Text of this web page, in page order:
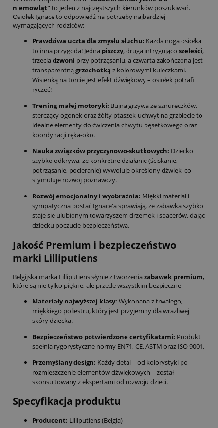
niemowląt"to jeden z najczęstszych kierunków poszukiwań.
Osiołek Ignace to odpowiedź na potrzeby najbardziej
wymagających rodziców:
Prawdziwa uczta dla zmysłu słuchu: Każda noga osiołka
to inna przygoda! Jedna piszczy, druga intrygująco szeleści,
trzecia dzwoni przy potrząsaniu, a czwarta zakończona jest
transparentną grzechotką z kolorowymi kuleczkami.
Wisienką na torcie jest efekt dźwiękowy – osiołek potrafi
ryczeć!
Trening małej motoryki: Bujna grzywa ze sznureczków,
sterczący ogonek oraz żółty ptaszek-uchwyt na grzbiecie to
idealne elementy do ćwiczenia chwytu pęsetkowego oraz
koordynacji ręka-oko.
Nauka związków przyczynowo-skutkowych: Dziecko
szybko odkrywa, że konkretne działanie (ściskanie,
potrząsanie, pocieranie) wywołuje określony dźwięk, co
stymuluje rozwój poznawczy.
Rozwój emocjonalny i wyobraźnia: Miękki materiał i
sympatyczna postać Ignace'a sprawiają, że zabawka szybko
staje się ulubionym towarzyszem drzemek i spacerów, dając
dziecku poczucie bezpieczeństwa.
Jakość Premium i bezpieczeństwo
marki Lilliputiens
Belgijska marka Lilliputiens słynie z tworzenia zabawek premium,
które są nie tylko piękne, ale przede wszystkim bezpieczne:
Materiały najwyższej klasy: Wykonana z trwałego,
miękkiego poliestru, który jest przyjemny dla wrażliwej
skóry dziecka.
Bezpieczeństwo potwierdzone certyfikatami: Produkt
spełnia rygorystyczne normy EN71, CE, ASTM oraz ISO 9001.
Przemyślany design: Każdy detal – od kolorystyki po
rozmieszczenie elementów dźwiękowych – został
skonsultowany z ekspertami od rozwoju dzieci.
Specyfikacja produktu
Producent: Lilliputiens (Belgia)